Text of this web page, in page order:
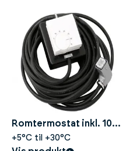
Romtermostat inkl. 10
m til byggtørker
+5°C til +30°C